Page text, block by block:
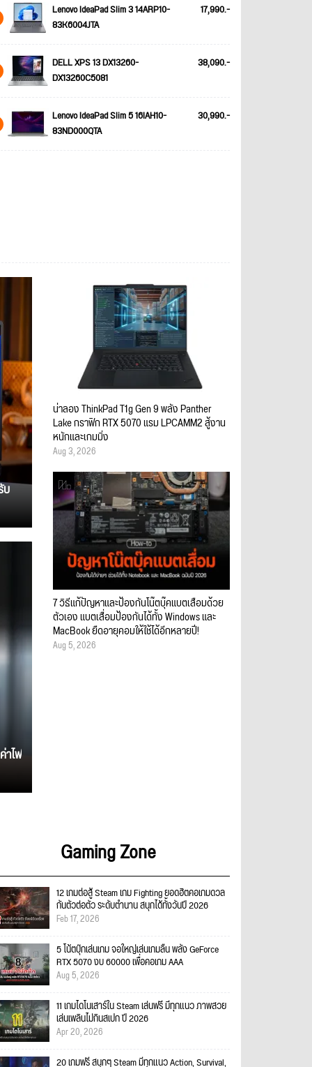
Lenovo IdeaPad Slim 3 14ARP10-
83K6004JTA
17,990.-
DELL XPS 13 DX13260-
DX13260C5081
38,090.-
Lenovo IdeaPad Slim 5 16IAH10-
83ND000QTA
30,990.-
ไฟ
น่าลอง ThinkPad T1g Gen 9 พลัง Panther
Lake กราฟิก RTX 5070 แรม LPCAMM2 สู้งาน
หนักและเกมมิ่ง
Aug 3, 2026
7 วิธีแก้ปัญหาและป้องกันโน๊ตบุ๊คแบตเสื่อมด้วย
ตัวเอง แบตเสื่อมป้องกันได้ทั้ง Windows และ
MacBook ยืดอายุคอมให้ใช้ได้อีกหลายปี!
Aug 5, 2026
Gaming Zone
12 เกมต่อสู้ Steam เกม Fighting ยอดฮิตคอเกมดวล
กันตัวต่อตัว ระดับตำนาน สนุกได้ทั้งวันปี 2026
Feb 17, 2026
5 โน้ตบุ๊กเล่นเกม จอใหญ่เล่นเกมลื่น พลัง GeForce
RTX 5070 งบ 60000 เพื่อคอเกม AAA
Aug 5, 2026
11 เกมไดโนเสาร์ใน Steam เล่นฟรี มีทุกแนว ภาพสวย
เล่นเพลินไม่กินสเปก ปี 2026
Apr 20, 2026
20 เกมฟรี สนุกๆ Steam มีทุกแนว Action, Survival,